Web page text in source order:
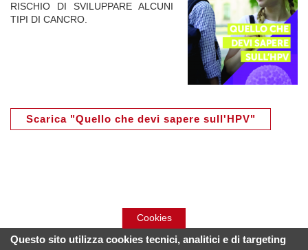
RISCHIO DI SVILUPPARE ALCUNI
TIPI DI CANCRO.
Scarica "Quello che devi sapere sull'HPV"
Cookies
Questo sito utilizza cookies tecnici, analitici e di targeting